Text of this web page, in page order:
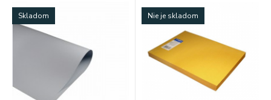
Skladom Nie je skladom